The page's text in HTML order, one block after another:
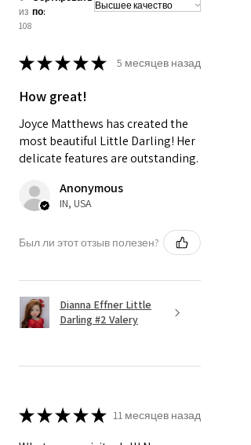
из
108
по:
★★★★★ 5 месяцев назад
How great!
Joyce Matthews has created the
most beautiful Little Darling! Her
delicate features are outstanding.
Anonymous
IN, USA
Был ли этот отзыв полезен?
Dianna Effner Little
Darling #2 Valery
★★★★★ 11 месяцев назад